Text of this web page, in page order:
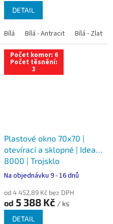
Bílá - Tmavý dub Bílá -
DETAIL
Bílá Bílá - Antracit Bílá - Zlatý
Počet komor: 6
Počet těsnění:
3
Plastové okno 70x70 |
otevírací a sklopné | Ideal
8000 | Trojsklo
Na objednávku 9 - 16 dnů
od 4 452,89 Kč bez DPH
od 5 388 Kč / ks
DETAIL